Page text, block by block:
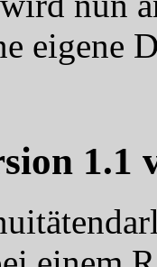
eigene
1.1